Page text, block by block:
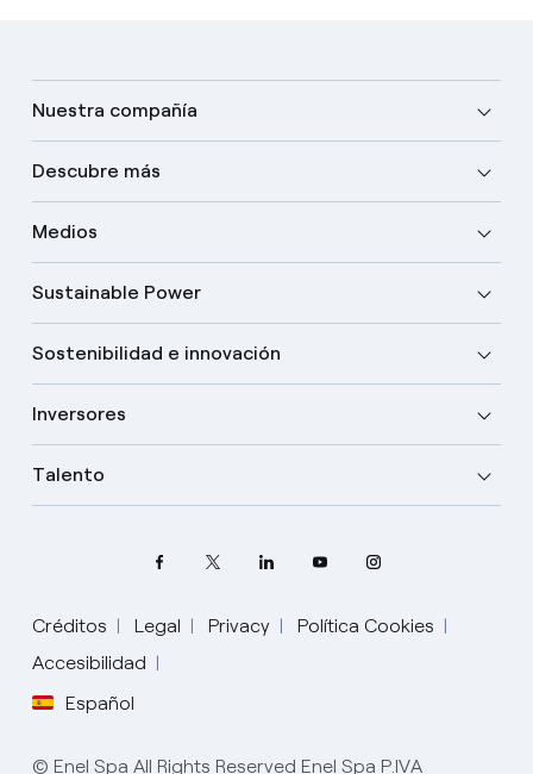
Nuestra compañía
Descubre más
Medios
Sustainable Power
Sostenibilidad e innovación
Inversores
Talento
Créditos Legal Privacy
Política Cookies
Accesibilidad
Español
© Enel Spa All Rights Reserved Enel Spa P.IVA